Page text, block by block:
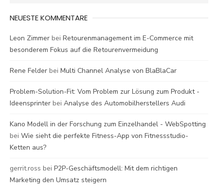
NEUESTE KOMMENTARE
Leon Zimmer bei Retourenmanagement im E-Commerce mit
besonderem Fokus auf die Retourenvermeidung
Rene Felder bei Multi Channel Analyse von BlaBlaCar
Problem-Solution-Fit: Vom Problem zur Lösung zum Produkt -
Ideensprinter bei Analyse des Automobilherstellers Audi
Kano Modell in der Forschung zum Einzelhandel - WebSpotting
bei Wie sieht die perfekte Fitness-App von Fitnessstudio-
Ketten aus?
gerrit.ross bei P2P-Geschäftsmodell: Mit dem richtigen
Marketing den Umsatz steigern